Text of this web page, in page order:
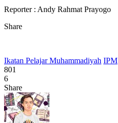
Reporter : Andy Rahmat Prayogo
Share
Ikatan Pelajar Muhammadiyah IPM
801
6
Share